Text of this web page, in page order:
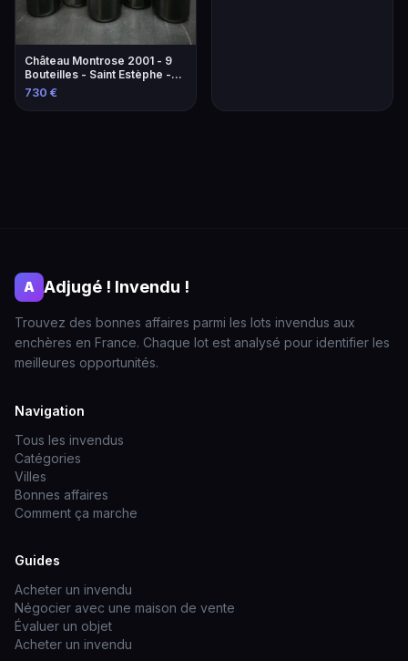
Château Montrose 2001 - 9
Bouteilles - Saint Estèphe -
2ème Grand Cru Classé
730 €
A Adjugé ! Invendu !
Trouvez des bonnes affaires parmi les lots invendus aux
enchères en France. Chaque lot est analysé pour identifier les
meilleures opportunités.
Navigation
Tous les invendus
Catégories
Villes
Bonnes affaires
Comment ça marche
Guides
Acheter un invendu
Négocier avec une maison de vente
Évaluer un objet
Acheter un invendu